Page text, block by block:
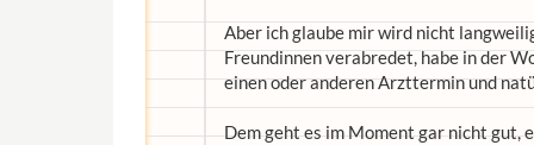
Aber ich glaube mir wird nicht
Freundinnen verabredet, habe in der
einen oder anderen Arzttermin und
Dem geht es im Moment gar nicht gut,